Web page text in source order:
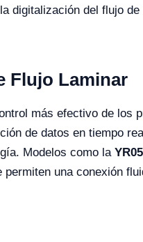
digitalización del flujo
Flujo Laminar
más efectivo de los
de datos en tiempo
Modelos como la
una conexión